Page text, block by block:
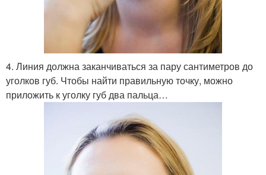
4. Линия должна заканчиваться за пару сантиметров до
уголков губ. Чтобы найти правильную точку, можно
приложить к уголку губ два пальца…